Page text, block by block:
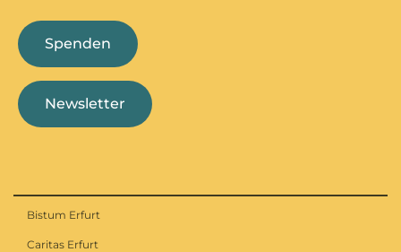
Spenden
Newsletter
Bistum Erfurt
Caritas Erfurt